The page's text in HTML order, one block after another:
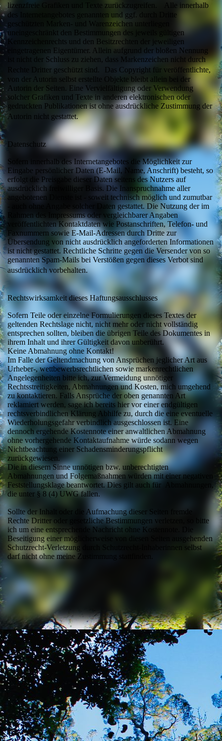
lizenzfreie Grafiken und Texte zurückzugreifen. Alle innerhalb
des Internetangebotes genannten und ggf. durch Dritte
geschützten Marken- und Warenzeichen unterliegen
uneingeschränkt den Bestimmungen des jeweils gültigen
Kennzeichenrechts und den Besitzrechten der jeweiligen
eingetragenen Eigentümer. Allein aufgrund der bloßen Nennung
ist nicht der Schluss zu ziehen, dass Markenzeichen nicht durch
Rechte Dritter geschützt sind. Das Copyright für veröffentlichte,
von der Autorin selbst erstellte Objekte bleibt allein bei der
Autorin der Seiten. Eine Vervielfältigung oder Verwendung
solcher Grafiken und Texte in anderen elektronischen oder
gedruckten Publikationen ist ohne ausdrückliche Zustimmung der
Autorin nicht gestattet.
Datenschutz
Sofern innerhalb des Internetangebotes die Möglichkeit zur
Eingabe persönlicher Daten (E-Mail, Name, Anschrift) besteht, so
erfolgt die Preisgabe dieser Daten seitens des Nutzers auf
ausdrücklich freiwilliger Basis. Die Inanspruchnahme aller
angebotenen Dienste ist - soweit technisch möglich und zumutbar
- auch ohne Angabe solcher Daten gestattet. Die Nutzung der im
Rahmen des Impressums oder vergleichbarer Angaben
veröffentlichten Kontaktdaten wie Postanschriften, Telefon- und
Faxnummern sowie E-Mail-Adressen durch Dritte zur
Übersendung von nicht ausdrücklich angeforderten Informationen
ist nicht gestattet. Rechtliche Schritte gegen die Versender von so
genannten Spam-Mails bei Verstößen gegen dieses Verbot sind
ausdrücklich vorbehalten.
Rechtswirksamkeit dieses Haftungsausschlusses
Sofern Teile oder einzelne Formulierungen dieses Textes der
geltenden Rechtslage nicht, nicht mehr oder nicht vollständig
entsprechen sollten, bleiben die übrigen Teile des Dokumentes in
ihrem Inhalt und ihrer Gültigkeit davon unberührt.
Keine Abmahnung ohne Kontakt!
Im Falle der Geltendmachung von Ansprüchen jeglicher Art aus
Urheber-, wettbewerbsrechtlichen sowie markenrechtlichen
Angelegenheiten bitte ich, zur Vermeidung unnötiger
Rechtsstreitigkeiten, Abmahnungen und Kosten, mich umgehend
zu kontaktieren. Falls Ansprüche der oben genannten Art
reklamiert werden, sage ich bereits hier vor einer endgültigen
rechtsverbindlichen Klärung Abhilfe zu, durch die eine eventuelle
Wiederholungsgefahr verbindlich ausgeschlossen ist. Eine
dennoch ergehende Kostennote einer anwaltlichen Abmahnung
ohne vorhergehende Kontaktaufnahme würde sodann wegen
Nichtbeachtung einer Schadensminderungspflicht
zurückgewiesen.
Die in diesem Sinne unnötigen bzw. unberechtigten
Abmahnungen und Folgemaßnahmen würden mit einer negativen
Feststellungsklage beantwortet. Dies gilt auch für Abmahnungen,
die unter § 8 (4) UWG fallen.
Sollte der Inhalt oder die Aufmachung dieser Seiten fremde
Rechte Dritter oder gesetzliche Bestimmungen verletzen, so bitte
ich um eine entsprechende Nachricht ohne Kostennote. Die
Beseitigung einer möglicherweise von diesen Seiten ausgehenden
Schutzrecht-Verletzung durch Schutzrecht-Inhaberinnen selbst
darf nicht ohne meine Zustimmung stattfinden.